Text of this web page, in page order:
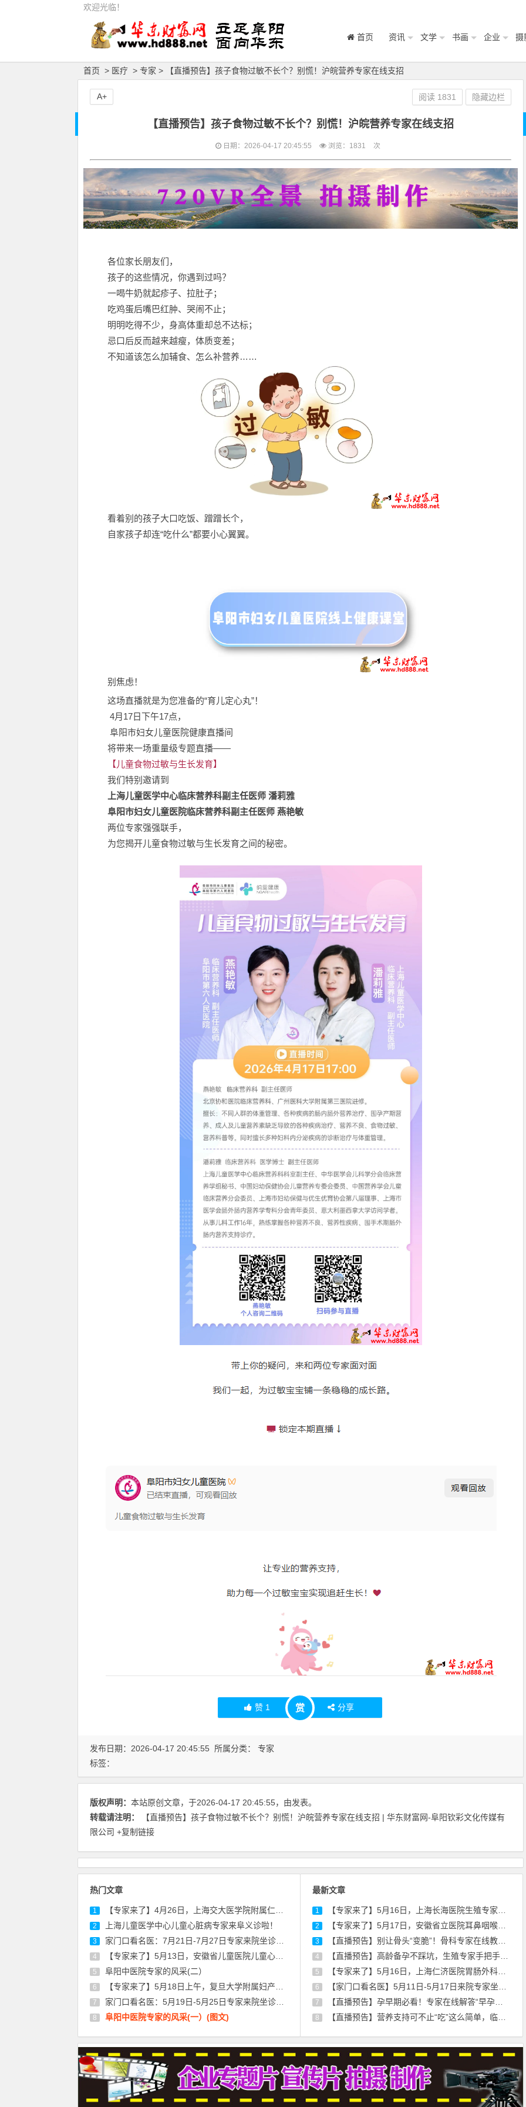
欢迎光临！
首页 资讯 文学 书画 企业 摄
首页 > 医疗 > 专家 > 【直播预告】孩子食物过敏不长个？别慌！沪皖营养专家在线支招
【直播预告】孩子食物过敏不长个？别慌！沪皖营养专家在线支招
日期：2026-04-17 20:45:55 浏览： 1831 次
各位家长朋友们，
孩子的这些情况，你遇到过吗？
一喝牛奶就起疹子、拉肚子；
吃鸡蛋后嘴巴红肿、哭闹不止；
明明吃得不少，身高体重却总不达标；
忌口后反而越来越瘦，体质变差；
不知道该怎么加辅食、怎么补营养……
看着别的孩子大口吃饭、蹭蹭长个，
自家孩子却连“吃什么”都要小心翼翼。
别焦虑！
这场直播就是为您准备的“育儿定心丸”！
4月17日下午17点，
阜阳市妇女儿童医院健康直播间
将带来一场重量级专题直播——
【儿童食物过敏与生长发育】
我们特别邀请到
上海儿童医学中心临床营养科副主任医师 潘莉雅
阜阳市妇女儿童医院临床营养科副主任医师 燕艳敏
两位专家强强联手，
为您揭开儿童食物过敏与生长发育之间的秘密。
赞 1 赏 分享
阅读 1831 隐藏边栏
A+
发布日期：2026-04-17 20:45:55 所属分类： 专家
标签：
版权声明： 本站原创文章，于2026-04-17 20:45:55，由发表。
转载请注明：
【直播预告】孩子食物过敏不长个？别慌！沪皖营养专家在线支招 | 华东财富网-阜阳钦彩文化传媒有
限公司 +复制链接
热门文章
1 【专家来了】4月26日，上海交大医学院附属仁济医院胃肠外科专家陈建军来院坐诊
2 上海儿童医学中心儿童心脏病专家来阜义诊啦！
3 家门口看名医：7月21日-7月27日专家来院坐诊信息，请查收！
4 【专家来了】5月13日，安徽省儿童医院儿童心理科朱启东医生来院坐诊通知
5 阜阳中医院专家的风采(二）
6 【专家来了】5月18日上午，复旦大学附属妇产科医院宫颈疾病专家丰华来院坐诊通知
7 家门口看名医：5月19日-5月25日专家来院坐诊信息，请查收！
8 阜阳中医院专家的风采(一）(图文)
最新文章
1 【专家来了】5月16日，上海长海医院生殖专家王煜来院通知
2 【专家来了】5月17日，安徽省立医院耳鼻咽喉科专家别远志来院坐诊通知
3 【直播预告】别让骨头“变脆”！骨科专家在线教您强健骨骼，远离骨折风险
4 【直播预告】高龄备孕不踩坑，生殖专家手把手教你“好孕”秘诀！
5 【专家来了】5月16日，上海仁济医院胃肠外科专家叶光耀来院坐诊通知
6 【家门口看名医】5月11日-5月17日来院专家坐诊信息，请查收！
7 【直播预告】孕早期必看！专家在线解答“早孕诊断及保胎治疗”
8 【直播预告】营养支持可不止“吃”这么简单，临床药师带你走出误区